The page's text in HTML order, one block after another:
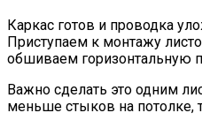
Каркас готов и проводка
Приступаем к монтажу
обшиваем горизонтальную
Важно сделать это одним
меньше стыков на потолке,